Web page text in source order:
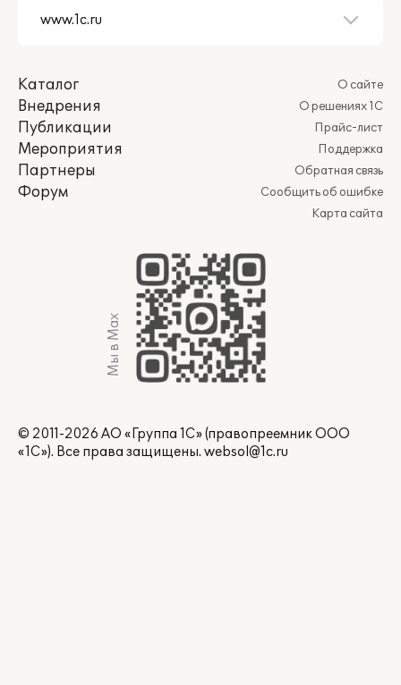
Каталог
Внедрения
Публикации
Мероприятия
Партнеры
Форум
О сайте
О решениях 1С
Прайс-лист
Поддержка
Обратная связь
Сообщить об ошибке
Карта сайта
Мы в Max
© 2011-2026 АО «Группа 1С» (правопреемник ООО
«1С»). Все права защищены. websol@1c.ru